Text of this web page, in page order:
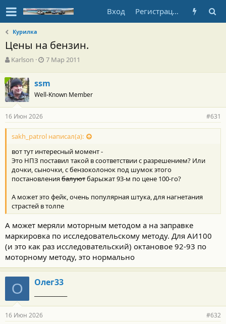
Вход Регистрация
Курилка
Цены на бензин.
А
т
о
р
т
е
м
ы
Karlson
Д
а
н
а
л
а
7 Мар 2011
ssm
Well-Known Member
16 Июн 2026 #631
sakh_patrol написал(а):
вот тут интересный момент -
Это НПЗ поставил такой в соответствии с разрешением? Или
дочки, сыночки, с бензоколонок под шумок этого
постановлениябалуютбарыжат 93-м по цене 100-го?
А может это фейк, очень популярная штука, для нагнетания
страстей в толпе
А может меряли моторным методом а на заправке
маркировка по исследовательскому методу. Для АИ100
(и это как раз исследовательский) октановое 92-93 по
моторному методу, это нормально
О Олег33
16 Июн 2026 #632